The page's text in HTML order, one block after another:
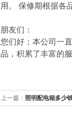
用。 保修期根据各
朋友们：
您们好；本公司一
品，积累了丰富的
上一篇： 照明配电箱多少